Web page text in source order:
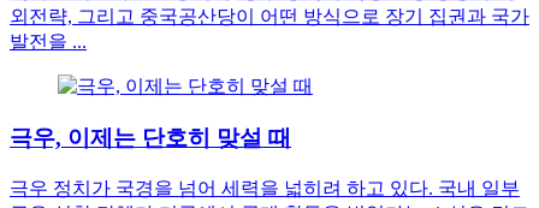
외전략, 그리고 중국공산당이 어떤 방식으로 장기 집권과 국가
발전을 ...
극우, 이제는 단호히 맞설 때
극우 정치가 국경을 넘어 세력을 넓히려 하고 있다. 국내 일부